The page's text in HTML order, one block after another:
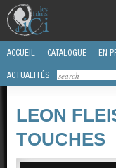
ACCUEIL CATALOGUE EN
ACTUALITÉS
/
CATALOGUE
LEON
TOUCHES